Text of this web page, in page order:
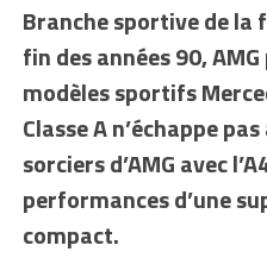
Branche sportive de la
fin des années 90,
modèles sportifs
Classe A n’échappe
sorciers d’AMG avec
performances d’une
compact.